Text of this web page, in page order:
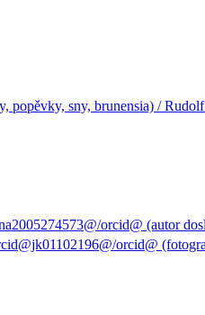
popěvky, sny, brunensia) /
orcid@ (autor
orcid@